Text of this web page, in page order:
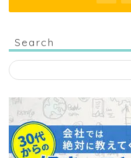
Search